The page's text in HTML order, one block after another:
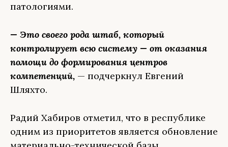
патологиями.
— Это своего рода штаб, который
контролирует всю систему — от оказания
помощи до формирования центров
компетенций, — подчеркнул Евгений
Шляхто.
Радий Хабиров отметил, что в республике
одним из приоритетов является обновление